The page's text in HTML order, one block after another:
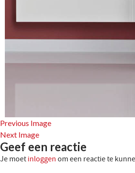
Previous Image
Next Image
Geef een reactie
Je moet inloggen om een reactie te